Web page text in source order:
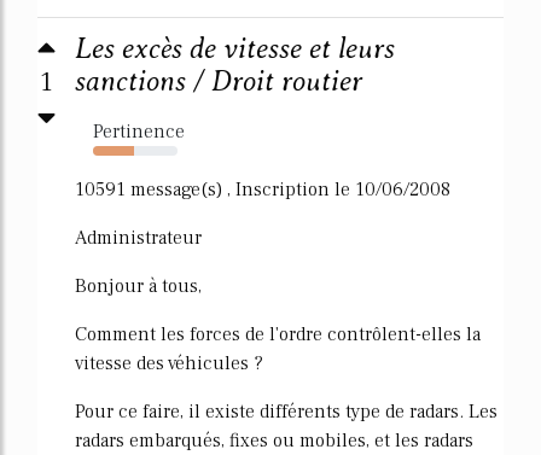
1
Les excès de vitesse et leurs
sanctions / Droit routier
Pertinence
49%
10591 message(s) , Inscription le 10/06/2008
Administrateur
Bonjour à tous,
Comment les forces de l'ordre contrôlent-elles la
vitesse des véhicules ?
Pour ce faire, il existe différents type de radars. Les
radars embarqués, fixes ou mobiles, et les radars